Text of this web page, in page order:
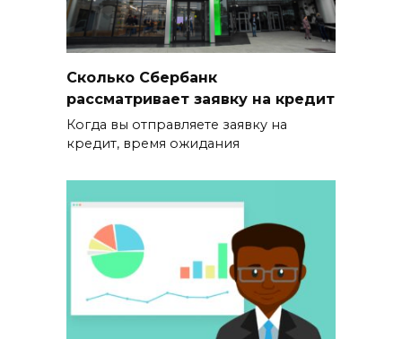
Сколько Сбербанк
рассматривает заявку на кредит
Когда вы отправляете заявку на
кредит, время ожидания